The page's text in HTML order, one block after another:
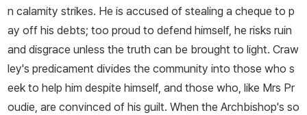
n calamity strikes. He is accused of stealing a cheque to p
ay off his debts; too proud to defend himself, he risks ruin
and disgrace unless the truth can be brought to light. Craw
ley's predicament divides the community into those who s
eek to help him despite himself, and those who, like Mrs Pr
oudie, are convinced of his guilt. When the Archbishop's so